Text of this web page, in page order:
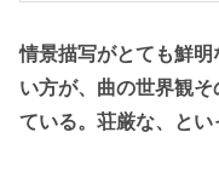
情景描写がとても鮮
い方が、曲の世界観
ている。荘厳な、とい